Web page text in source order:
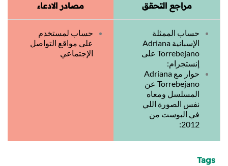
مراجع التحقق مصادر الادعاء
حساب الممثلة
الإسبانية Adriana
Torrebejano على
إنستجرام:
حوار مع Adriana
Torrebejano عن
المسلسل ومعاه
نفس الصورة اللي
في البوست من
2012:
حساب لمستخدم
على مواقع التواصل
الإجتماعي
Tags